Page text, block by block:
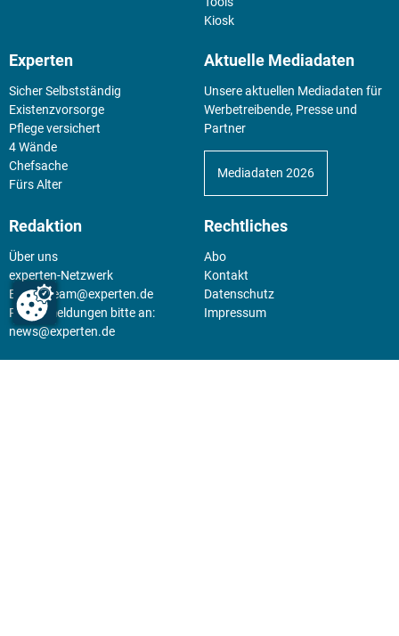
Kiosk
Experten
Sicher Selbstständig
Existenz­vorsorge
Pflege versichert
4 Wände
Chefsache
Fürs Alter
Aktuelle Mediadaten
Unsere aktuellen Mediadaten für
Werbetreibende, Presse und
Partner
Mediadaten 2026
Redaktion
Über uns
experten-Netzwerk
E-Mail:team@experten.de
Pressemeldungen bitte an:
news@experten.de
Rechtliches
Abo
Kontakt
Datenschutz
Impressum